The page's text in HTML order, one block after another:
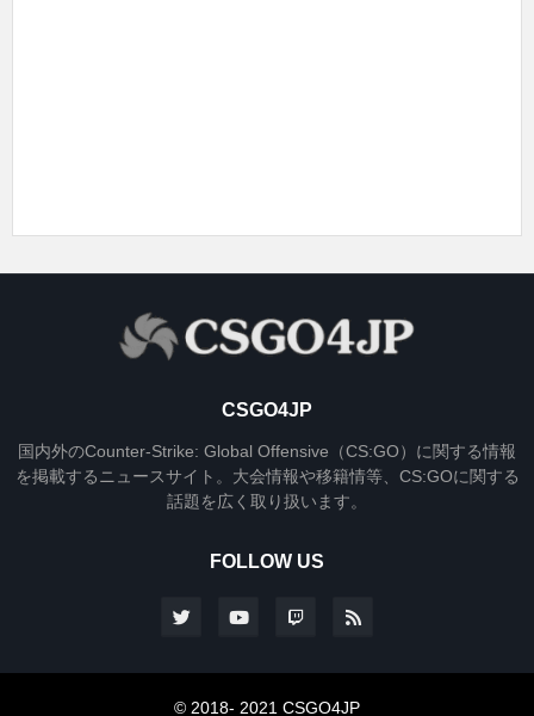
CSGO4JP
国内外のCounter-Strike: Global Offensive（CS:GO）に関する情報
を掲載するニュースサイト。大会情報や移籍情等、CS:GOに関する
話題を広く取り扱います。
FOLLOW US
© 2018- 2021 CSGO4JP